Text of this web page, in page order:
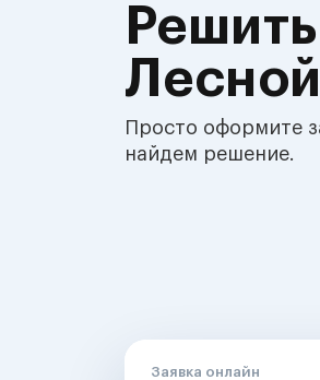
Лесной
Просто оформите
найдем решение.
Заявка онлайн